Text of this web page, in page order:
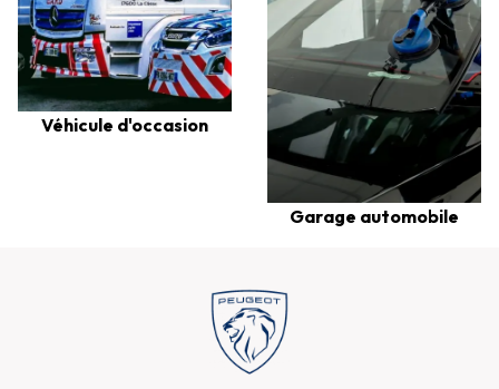
Véhicule d'occasion
Garage automobile